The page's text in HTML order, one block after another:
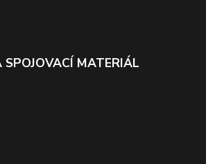
SPOJOVACÍ MATERIÁL